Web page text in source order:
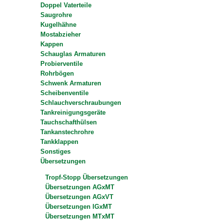
Doppel Vaterteile
Saugrohre
Kugelhähne
Mostabzieher
Kappen
Schauglas Armaturen
Probierventile
Rohrbögen
Schwenk Armaturen
Scheibenventile
Schlauchverschraubungen
Tankreinigungsgeräte
Tauchschafthülsen
Tankanstechrohre
Tankklappen
Sonstiges
Übersetzungen
Tropf-Stopp Übersetzungen
Übersetzungen AGxMT
Übersetzungen AGxVT
Übersetzungen IGxMT
Übersetzungen MTxMT